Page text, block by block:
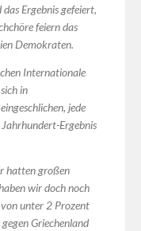
Ergebnis gefeiert,
feiern das
Demokraten.
Internationale
in
jede
Ergebnis
hatten großen
wir doch noch
von unter 2 Prozent
Griechenland